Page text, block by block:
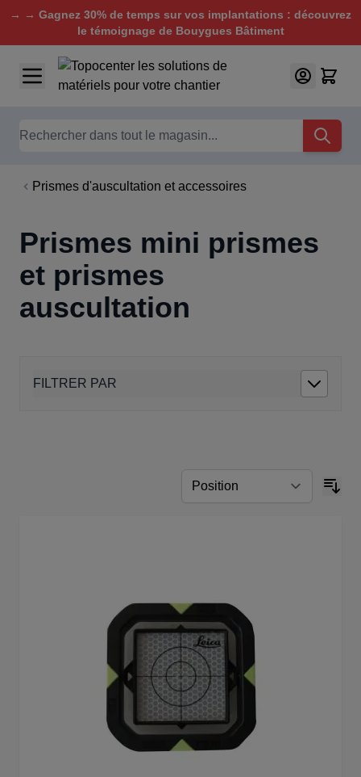
→ → Gagnez 30% de temps sur vos implantations : découvrez
le témoignage de Bouygues Bâtiment
Aller au contenu
Chercher
Prismes d'auscultation et accessoires
Prismes mini prismes
et prismes
auscultation
FILTRER PAR